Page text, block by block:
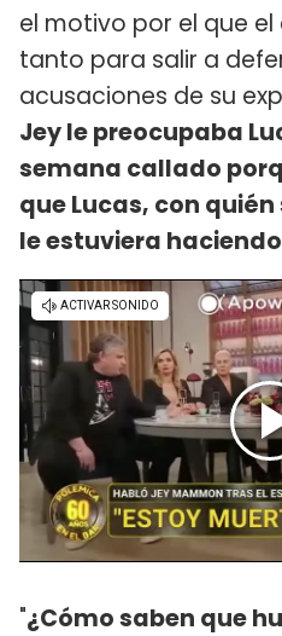
el motivo por el que
tanto para salir a
acusaciones de su
Jey le preocupaba
semana callado
que Lucas, con
le estuviera
"¿Cómo saben que